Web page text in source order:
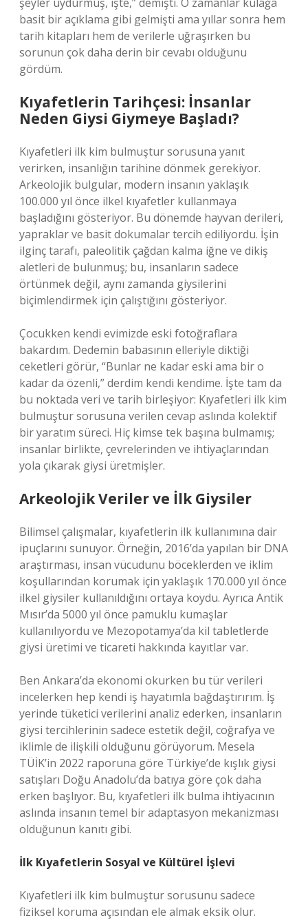
basit bir açıklama gibi gelmişti ama yıllar sonra hem
tarih kitapları hem de verilerle uğraşırken bu
sorunun çok daha derin bir cevabı olduğunu
gördüm.
Kıyafetlerin Tarihçesi: İnsanlar
Neden Giysi Giymeye Başladı?
Kıyafetleri ilk kim bulmuştur sorusuna yanıt
verirken, insanlığın tarihine dönmek gerekiyor.
Arkeolojik bulgular, modern insanın yaklaşık
100.000 yıl önce ilkel kıyafetler kullanmaya
başladığını gösteriyor. Bu dönemde hayvan derileri,
yapraklar ve basit dokumalar tercih ediliyordu. İşin
ilginç tarafı, paleolitik çağdan kalma iğne ve dikiş
aletleri de bulunmuş; bu, insanların sadece
örtünmek değil, aynı zamanda giysilerini
biçimlendirmek için çalıştığını gösteriyor.
Çocukken kendi evimizde eski fotoğraflara
bakardım. Dedemin babasının elleriyle diktiği
ceketleri görür, “Bunlar ne kadar eski ama bir o
kadar da özenli,” derdim kendi kendime. İşte tam da
bu noktada veri ve tarih birleşiyor: Kıyafetleri ilk kim
bulmuştur sorusuna verilen cevap aslında kolektif
bir yaratım süreci. Hiç kimse tek başına bulmamış;
insanlar birlikte, çevrelerinden ve ihtiyaçlarından
yola çıkarak giysi üretmişler.
Arkeolojik Veriler ve İlk Giysiler
Bilimsel çalışmalar, kıyafetlerin ilk kullanımına dair
ipuçlarını sunuyor. Örneğin, 2016’da yapılan bir DNA
araştırması, insan vücudunu böceklerden ve iklim
koşullarından korumak için yaklaşık 170.000 yıl önce
ilkel giysiler kullanıldığını ortaya koydu. Ayrıca Antik
Mısır’da 5000 yıl önce pamuklu kumaşlar
kullanılıyordu ve Mezopotamya’da kil tabletlerde
giysi üretimi ve ticareti hakkında kayıtlar var.
Ben Ankara’da ekonomi okurken bu tür verileri
incelerken hep kendi iş hayatımla bağdaştırırım. İş
yerinde tüketici verilerini analiz ederken, insanların
giysi tercihlerinin sadece estetik değil, coğrafya ve
iklimle de ilişkili olduğunu görüyorum. Mesela
TÜİK’in 2022 raporuna göre Türkiye’de kışlık giysi
satışları Doğu Anadolu’da batıya göre çok daha
erken başlıyor. Bu, kıyafetleri ilk bulma ihtiyacının
aslında insanın temel bir adaptasyon mekanizması
olduğunun kanıtı gibi.
İlk Kıyafetlerin Sosyal ve Kültürel İşlevi
Kıyafetleri ilk kim bulmuştur sorusunu sadece
fiziksel koruma açısından ele almak eksik olur.